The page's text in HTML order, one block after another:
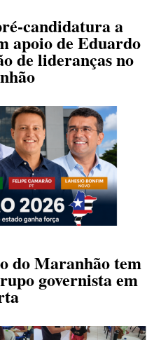
candidatura a
apoio de Eduardo
de lideranças no
do Maranhão tem
governista em